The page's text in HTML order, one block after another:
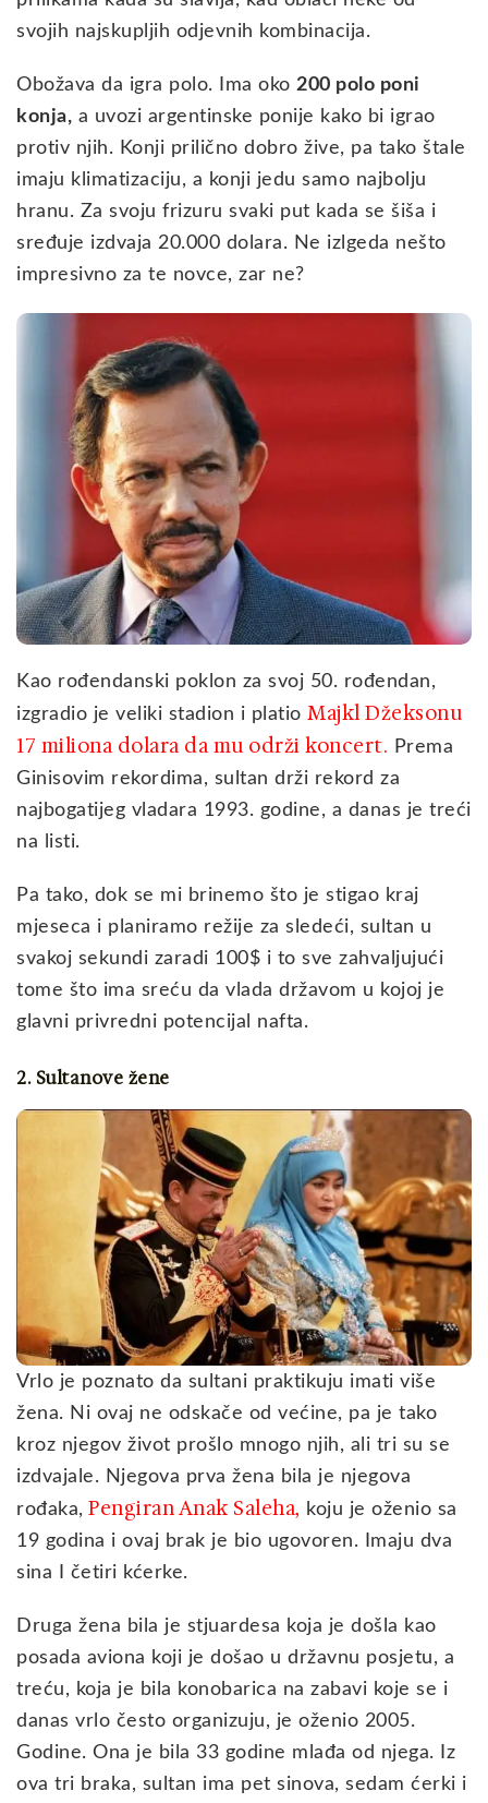
svojih najskupljih odjevnih kombinacija.
Obožava da igra polo. Ima oko 200 polo poni
konja, a uvozi argentinske ponije kako bi igrao
protiv njih. Konji prilično dobro žive, pa tako štale
imaju klimatizaciju, a konji jedu samo najbolju
hranu. Za svoju frizuru svaki put kada se šiša i
sređuje izdvaja 20.000 dolara. Ne izlgeda nešto
impresivno za te novce, zar ne?
Kao rođendanski poklon za svoj 50. rođendan,
izgradio je veliki stadion i platio Majkl Džeksonu
17 miliona dolara da mu održi koncert. Prema
Ginisovim rekordima, sultan drži rekord za
najbogatijeg vladara 1993. godine, a danas je treći
na listi.
Pa tako, dok se mi brinemo što je stigao kraj
mjeseca i planiramo režije za sledeći, sultan u
svakoj sekundi zaradi 100$ i to sve zahvaljujući
tome što ima sreću da vlada državom u kojoj je
glavni privredni potencijal nafta.
2. Sultanove žene
Vrlo je poznato da sultani praktikuju imati više
žena. Ni ovaj ne odskače od većine, pa je tako
kroz njegov život prošlo mnogo njih, ali tri su se
izdvajale. Njegova prva žena bila je njegova
rođaka, Pengiran Anak Saleha, koju je oženio sa
19 godina i ovaj brak je bio ugovoren. Imaju dva
sina I četiri kćerke.
Druga žena bila je stjuardesa koja je došla kao
posada aviona koji je došao u državnu posjetu, a
treću, koja je bila konobarica na zabavi koje se i
danas vrlo često organizuju, je oženio 2005.
Godine. Ona je bila 33 godine mlađa od njega. Iz
ova tri braka, sultan ima pet sinova, sedam ćerki i